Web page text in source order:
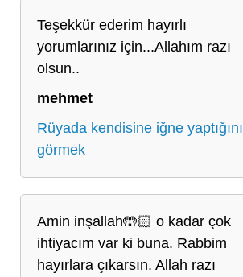
Teşekkür ederim hayırlı
yorumlarınız için...Allahım razı
olsun..
mehmet
Rüyada kendisine iğne yaptığını
görmek
Amin inşallah🤲🏻 o kadar çok
ihtiyacım var ki buna. Rabbim
hayırlara çıkarsın. Allah razı